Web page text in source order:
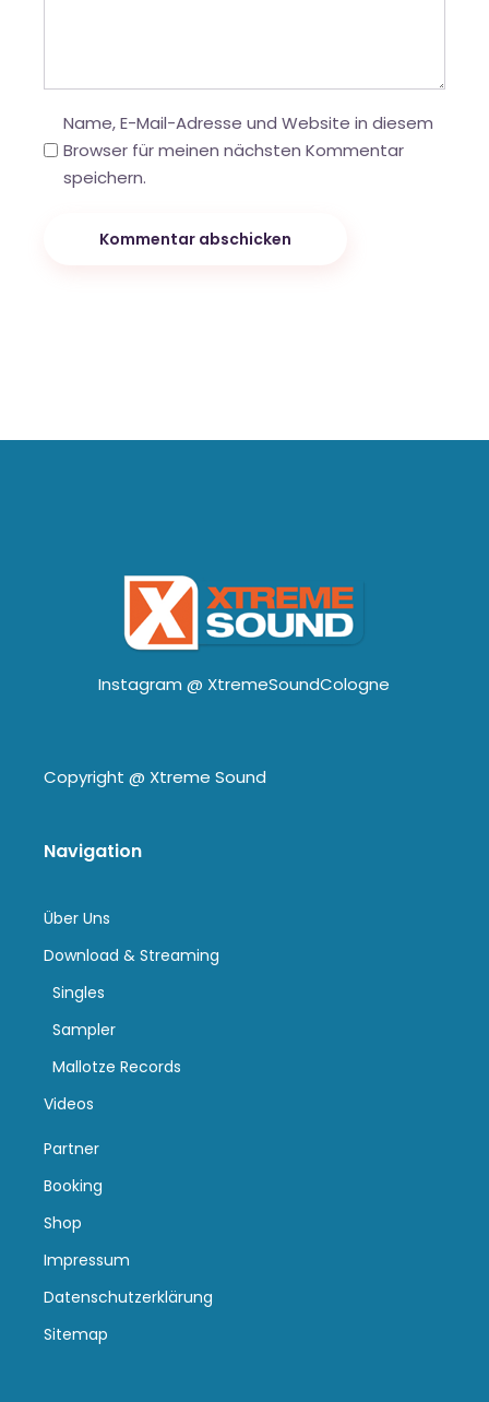
Name, E-Mail-Adresse und Website in diesem
Browser für meinen nächsten Kommentar
speichern.
Kommentar abschicken
Instagram @ XtremeSoundCologne
Copyright @ Xtreme Sound
Navigation
Über Uns
Download & Streaming
Singles
Sampler
Mallotze Records
Videos
Partner
Booking
Shop
Impressum
Datenschutzerklärung
Sitemap